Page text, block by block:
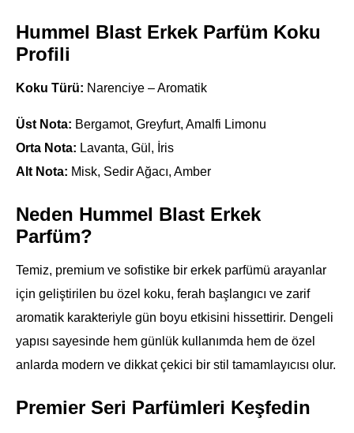
Hummel Blast Erkek Parfüm Koku
Profili
Koku Türü: Narenciye – Aromatik
Üst Nota: Bergamot, Greyfurt, Amalfi Limonu
Orta Nota: Lavanta, Gül, İris
Alt Nota: Misk, Sedir Ağacı, Amber
Neden Hummel Blast Erkek
Parfüm?
Temiz, premium ve sofistike bir erkek parfümü arayanlar
için geliştirilen bu özel koku, ferah başlangıcı ve zarif
aromatik karakteriyle gün boyu etkisini hissettirir. Dengeli
yapısı sayesinde hem günlük kullanımda hem de özel
anlarda modern ve dikkat çekici bir stil tamamlayıcısı olur.
Premier Seri Parfümleri Keşfedin